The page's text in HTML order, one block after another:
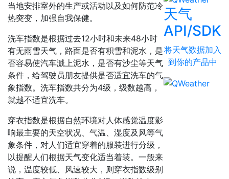
当地安排室外的生产或活动以及如何防范冷
热突变，加强自我保健。
洗车指数是根据过去12小时和未来48小时
有无雨雪天气，路面是否有积雪和泥水，是
否容易使汽车溅上泥水，是否有沙尘等天气
条件，给驾驶员朋友提供是否适宜洗车的气
象指数。洗车指数共分为4级，级数越高，
就越不适宜洗车。
穿衣指数是根据自然环境对人体感觉温度影
响最主要的天空状况、气温、湿度及风等气
象条件，对人们适宜穿着的服装进行分级，
以提醒人们根据天气变化适当着装。一般来
说，温度较低、风速较大，则穿衣指数级别
天气
API/SDK
将天气数据加入
到你的产品中